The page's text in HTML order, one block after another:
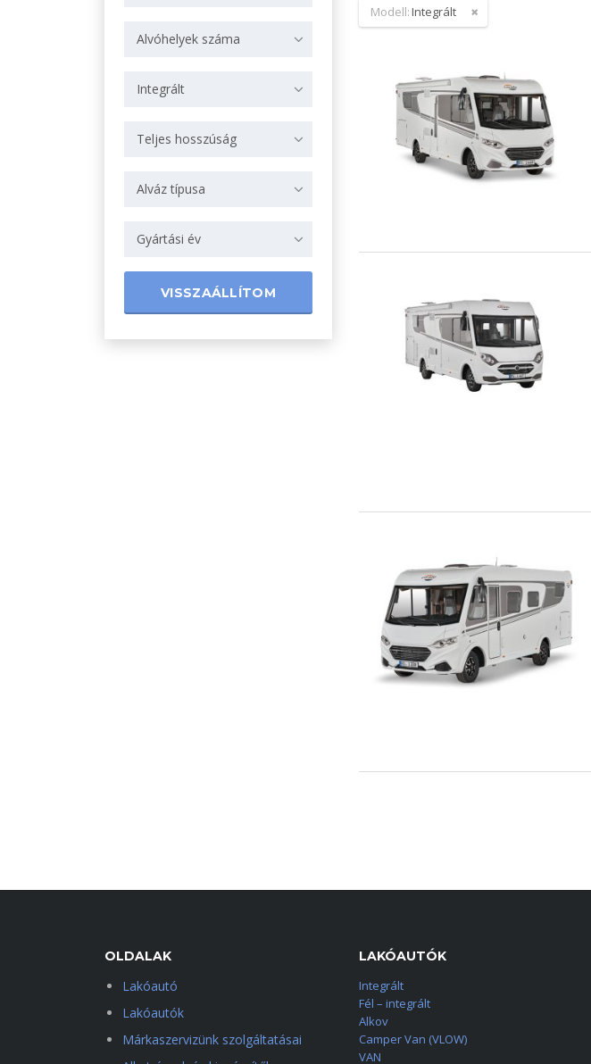
Alvóhelyek száma
Integrált
Teljes hosszúság
Alváz típusa
Gyártási év
VISSZAÁLLÍTOM
Modell:Integrált
OLDALAK
Lakóautó
Lakóautók
Márkaszervizünk szolgáltatásai
LAKÓAUTÓK
Integrált
Fél – integrált
Alkov
Camper Van (VLOW)
VAN